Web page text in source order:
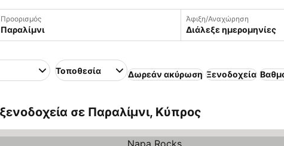
Προορισμός Άφιξη/Αναχώρηση
Διάλεξε ημερομηνίες
Τοποθεσία Δωρεάν ακύρωση Ξενοδοχεία
σε Παραλίμνι, Κύπρος